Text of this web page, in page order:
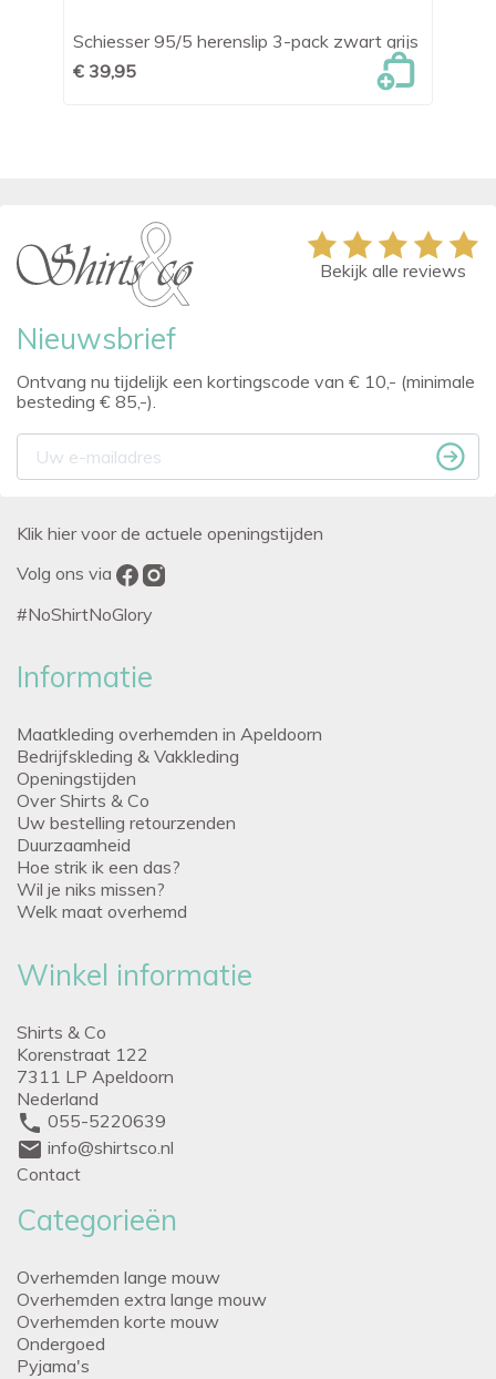
Schiesser 95/5 herenslip 3-pack zwart grijs
€ 39,95
Nieuwsbrief
Ontvang nu tijdelijk een kortingscode van € 10,- (minimale
besteding € 85,-).
Bekijk alle reviews
Klik hier voor de actuele openingstijden
Volg ons via
#NoShirtNoGlory
Informatie
Maatkleding overhemden in Apeldoorn
Bedrijfskleding & Vakkleding
Openingstijden
Over Shirts & Co
Uw bestelling retourzenden
Duurzaamheid
Hoe strik ik een das?
Wil je niks missen?
Welk maat overhemd
Winkel informatie
Shirts & Co
Korenstraat 122
7311 LP Apeldoorn
Nederland
phone 055-5220639
mail info@shirtsco.nl
Contact
Categorieën
Overhemden lange mouw
Overhemden extra lange mouw
Overhemden korte mouw
Ondergoed
Pyjama's